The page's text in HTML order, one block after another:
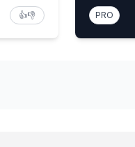
👍👎 PRO